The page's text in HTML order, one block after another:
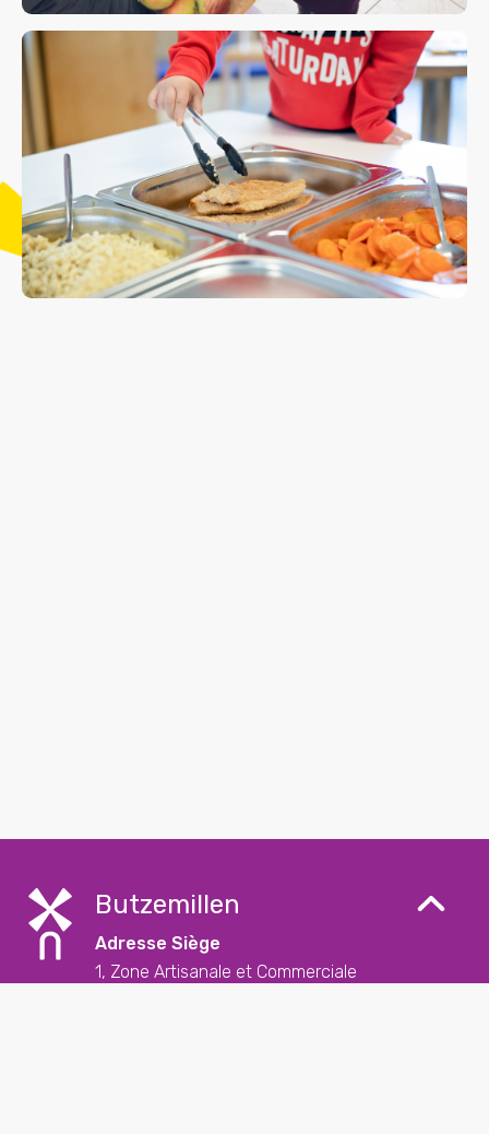
Butzemillen
Adresse Siège
1, Zone Artisanale et Commerciale